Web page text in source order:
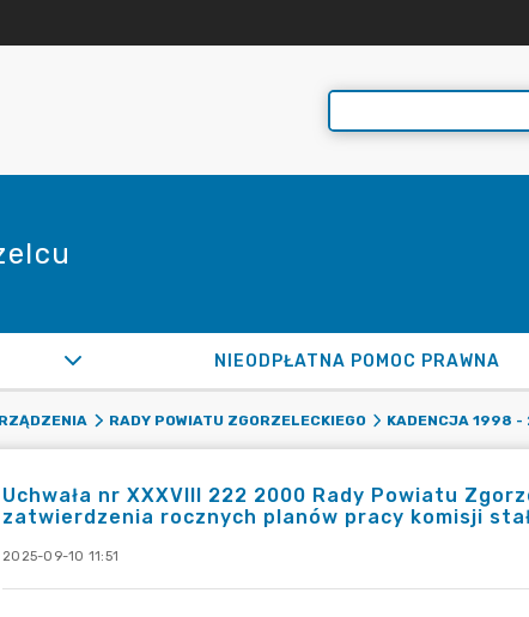
NIEODPŁATNA POMOC PRAWNA
RADY POWIATU ZGORZELECKIEGO KADENCJA 1998 -
Uchwała nr XXXVIII 222 2000 Rady Powiatu
zatwierdzenia rocznych planów pracy komisji
2025-09-10 11:51